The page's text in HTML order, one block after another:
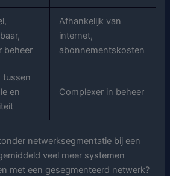
beheer
Afhankelijk van
internet,
abonnementskosten
tussen
en
Complexer in beheer
netwerksegmentatie bij een
veel meer systemen
met een gesegmenteerd netwerk?